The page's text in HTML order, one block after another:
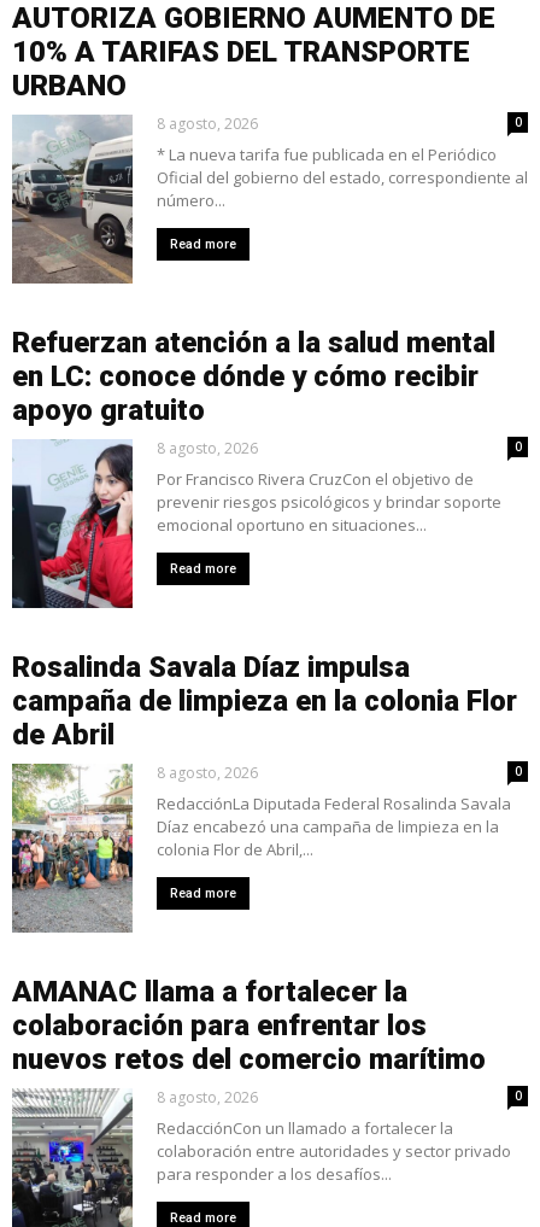
AUTORIZA GOBIERNO AUMENTO DE
10% A TARIFAS DEL TRANSPORTE
URBANO
8 agosto, 2026 0
* La nueva tarifa fue publicada en el Periódico
Oficial del gobierno del estado, correspondiente al
número...
Read more
Refuerzan atención a la salud mental
en LC: conoce dónde y cómo recibir
apoyo gratuito
8 agosto, 2026 0
Por Francisco Rivera CruzCon el objetivo de
prevenir riesgos psicológicos y brindar soporte
emocional oportuno en situaciones...
Read more
Rosalinda Savala Díaz impulsa
campaña de limpieza en la colonia Flor
de Abril
8 agosto, 2026 0
RedacciónLa Diputada Federal Rosalinda Savala
Díaz encabezó una campaña de limpieza en la
colonia Flor de Abril,...
Read more
AMANAC llama a fortalecer la
colaboración para enfrentar los
nuevos retos del comercio marítimo
8 agosto, 2026 0
RedacciónCon un llamado a fortalecer la
colaboración entre autoridades y sector privado
para responder a los desafíos...
Read more